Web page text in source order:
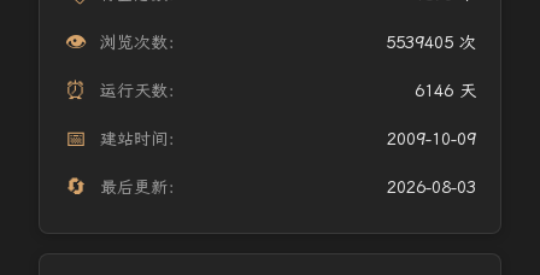
👁️ 浏览次数： 5539405 次
⏰ 运行天数： 6146 天
📅 建站时间： 2009-10-09
🔄 最后更新： 2026-08-03